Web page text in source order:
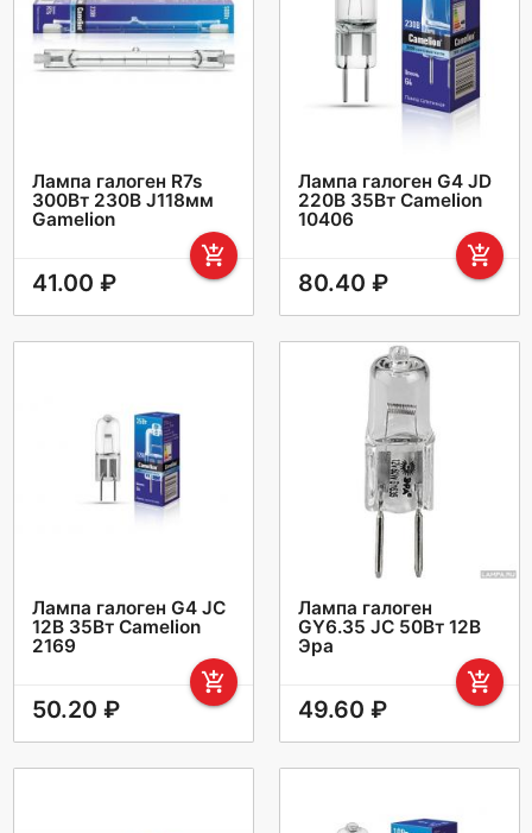
Лампа галоген R7s
300Вт 230В J118мм
Gamelion
add_shopping_cart
41.00 ₽
Лампа галоген G4 JD
220В 35Вт Camelion
10406
add_shopping_cart
80.40 ₽
Лампа галоген G4 JC
12В 35Вт Camelion
2169
add_shopping_cart
50.20 ₽
Лампа галоген
GY6.35 JC 50Вт 12В
Эра
add_shopping_cart
49.60 ₽